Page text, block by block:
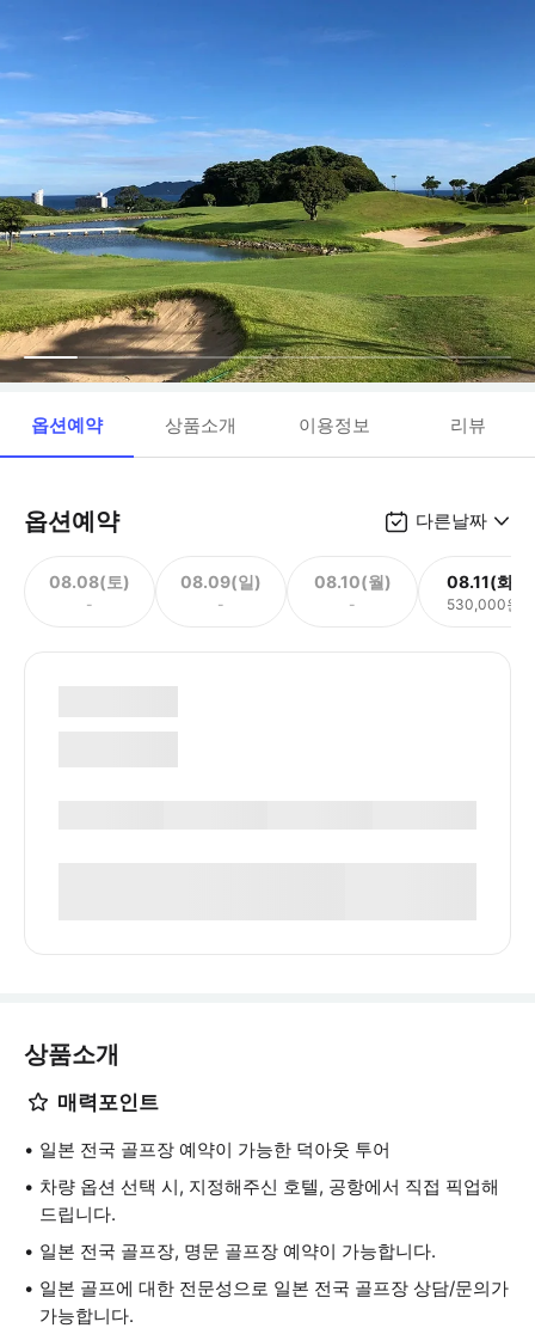
옵션예약 상품소개 이용정보 리뷰
옵션예약 다른날짜
08.08(토)
-
08.09(일)
-
08.10(월)
-
08.11(화)
530,000원
상품소개
매력포인트
일본 전국 골프장 예약이 가능한 덕아웃 투어
차량 옵션 선택 시, 지정해주신 호텔, 공항에서 직접 픽업해
드립니다.
일본 전국 골프장, 명문 골프장 예약이 가능합니다.
일본 골프에 대한 전문성으로 일본 전국 골프장 상담/문의가
가능합니다.